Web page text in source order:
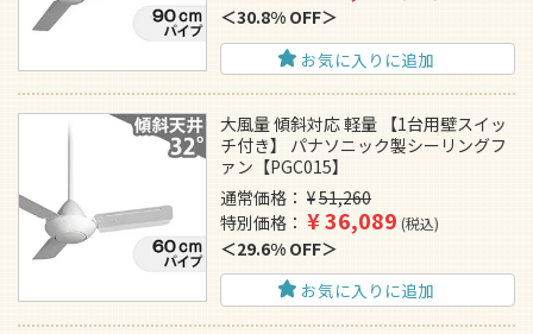
30.8% OFF
お気に入りに追加
大風量 傾斜対応 軽量 【1台用壁スイッ
チ付き】 パナソニック製シーリングフ
ァン【PGC015】
通常価格
¥51,260
特別価格
¥36,089 税込
29.6% OFF
お気に入りに追加